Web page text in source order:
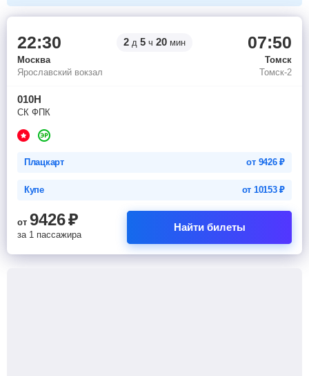
22:30 2 д 5 ч 20 мин 07:50
Москва
Томск
Ярославский вокзал
Томск-2
010Н
СК ФПК
Плацкарт от 9426₽
Купе от 10153₽
от 9426₽
за 1 пассажира
Найти билеты